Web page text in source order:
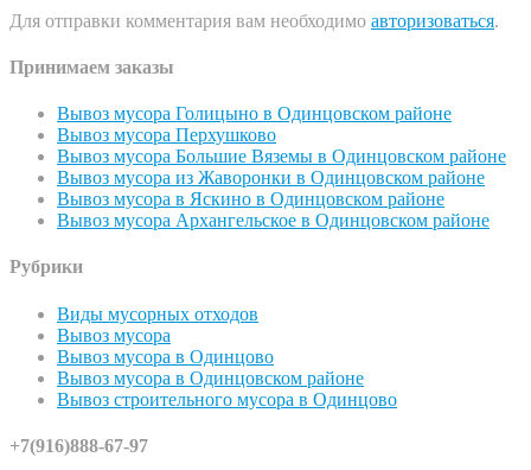
Для отправки комментария вам необходимо авторизоваться.
Принимаем заказы
Вывоз мусора Голицыно в Одинцовском районе
Вывоз мусора Перхушково
Вывоз мусора Большие Вяземы в Одинцовском районе
Вывоз мусора из Жаворонки в Одинцовском районе
Вывоз мусора в Яскино в Одинцовском районе
Вывоз мусора Архангельское в Одинцовском районе
Рубрики
Виды мусорных отходов
Вывоз мусора
Вывоз мусора в Одинцово
Вывоз мусора в Одинцовском районе
Вывоз строительного мусора в Одинцово
+7(916)888-67-97